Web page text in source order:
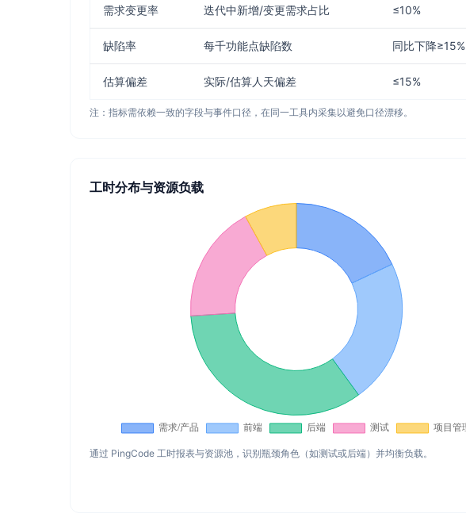
需求变更率 迭代中新增/变更需求占比 ≤10%
缺陷率 每千功能点缺陷数 同比下降≥15%
估算偏差 实际/估算人天偏差 ≤15%
注：指标需依赖一致的字段与事件口径，在同一工具内采集以避免口径漂移。
工时分布与资源负载
通过 PingCode 工时报表与资源池，识别瓶颈角色（如测试或后端）并均衡负载。